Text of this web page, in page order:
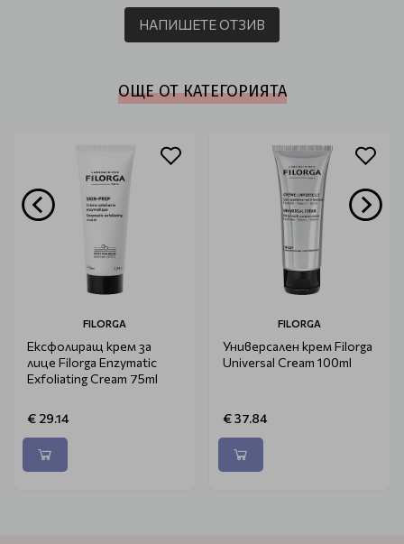
НАПИШЕТЕ ОТЗИВ
ОЩЕ ОТ КАТЕГОРИЯТА
FILORGA
Ексфолиращ крем за
лице Filorga Enzymatic
Exfoliating Cream 75ml
€ 29.14
FILORGA
Универсален крем Filorga
Universal Cream 100ml
€ 37.84